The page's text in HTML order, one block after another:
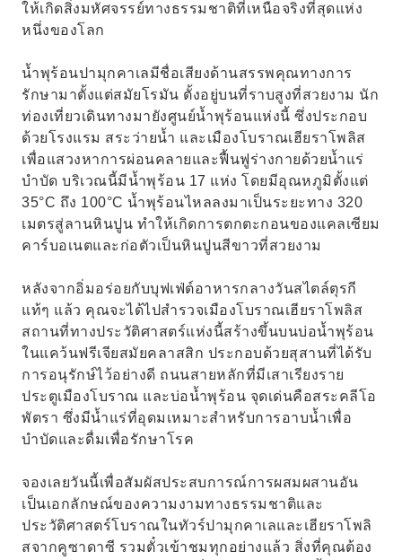
ให้เกิดสิ่งมหัศจรรย์ทางธรรมชาติที่เหนือจริงที่สุดแห่ง
หนึ่งของโลก
น้ำพุร้อนปามุกคาเลมีชื่อเสียงด้านสรรพคุณทางการ
รักษามาตั้งแต่สมัยโรมัน ตั้งอยู่บนที่ราบสูงที่สวยงาม นัก
ท่องเที่ยวเดินทางมายังศูนย์น้ำพุร้อนแห่งนี้ ซึ่งประกอบ
ด้วยโรงแรม สระว่ายน้ำ และเมืองโบราณเฮียราโพลิส
เพื่อแสวงหาการผ่อนคลายและฟื้นฟูร่างกายด้วยน้ำแร่
บำบัด บริเวณนี้มีน้ำพุร้อน 17 แห่ง โดยมีอุณหภูมิตั้งแต่
35°C ถึง 100°C น้ำพุร้อนไหลลงมาเป็นระยะทาง 320
เมตรสู่ลานหินปูน ทำให้เกิดการตกตะกอนของแคลเซียม
คาร์บอเนตและก่อตัวเป็นหินปูนสีขาวที่สวยงาม
หลังจากอิ่มอร่อยกับบุฟเฟ่ต์อาหารกลางวันสไตล์ตุรกี
แท้ๆ แล้ว คุณจะได้ไปสำรวจเมืองโบราณเฮียราโพลิส
สถานที่ทางประวัติศาสตร์แห่งนี้สร้างขึ้นบนบ่อน้ำพุร้อน
ในแคว้นฟรีเจียสมัยคลาสสิก ประกอบด้วยสุสานที่ได้รับ
การอนุรักษ์ไว้อย่างดี ถนนสายหลักที่มีเสาเรียงราย
ประตูเมืองโบราณ และบ่อน้ำพุร้อน จุดเด่นคือสระคลีโอ
พัตรา ซึ่งมีน้ำแร่ที่อุดมเหมาะสำหรับการอาบน้ำเพื่อ
บำบัดและดื่มเพื่อรักษาโรค
จองเลยวันนี้เพื่อสัมผัสประสบการณ์การผสมผสานอัน
เป็นเอกลักษณ์ของความงามทางธรรมชาติและ
ประวัติศาสตร์โบราณในทัวร์ปามุกคาเลและเฮียราโพลิ
สจากคูซาดาซี รวมตั๋วเข้าชมทุกอย่างแล้ว สิ่งที่คุณต้อง